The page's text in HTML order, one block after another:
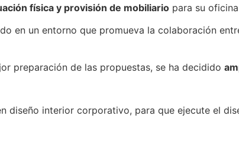
física y provisión de mobiliario para su
en un entorno que promueva la colaboración
preparación de las propuestas, se ha decidido
diseño interior corporativo, para que ejecute el